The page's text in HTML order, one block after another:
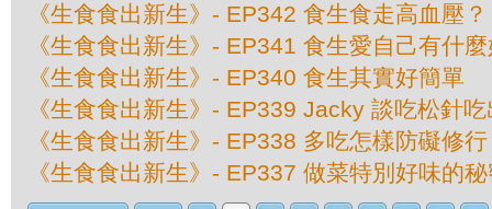
《生食食出新生》- EP342 食生食走高血壓？
《生食食出新生》- EP341 食生愛自己有什
《生食食出新生》- EP340 食生其實好簡單
《生食食出新生》- EP339 Jacky 談吃松針
《生食食出新生》- EP338 多吃怎樣防礙修行
《生食食出新生》- EP337 做菜特別好味的